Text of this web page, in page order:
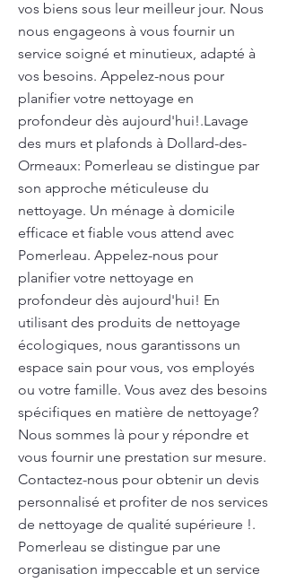
vos biens sous leur meilleur jour. Nous
nous engageons à vous fournir un
service soigné et minutieux, adapté à
vos besoins. Appelez-nous pour
planifier votre nettoyage en
profondeur dès aujourd'hui!.Lavage
des murs et plafonds à Dollard-des-
Ormeaux: Pomerleau se distingue par
son approche méticuleuse du
nettoyage. Un ménage à domicile
efficace et fiable vous attend avec
Pomerleau. Appelez-nous pour
planifier votre nettoyage en
profondeur dès aujourd'hui! En
utilisant des produits de nettoyage
écologiques, nous garantissons un
espace sain pour vous, vos employés
ou votre famille. Vous avez des besoins
spécifiques en matière de nettoyage?
Nous sommes là pour y répondre et
vous fournir une prestation sur mesure.
Contactez-nous pour obtenir un devis
personnalisé et profiter de nos services
de nettoyage de qualité supérieure !.
Pomerleau se distingue par une
organisation impeccable et un service